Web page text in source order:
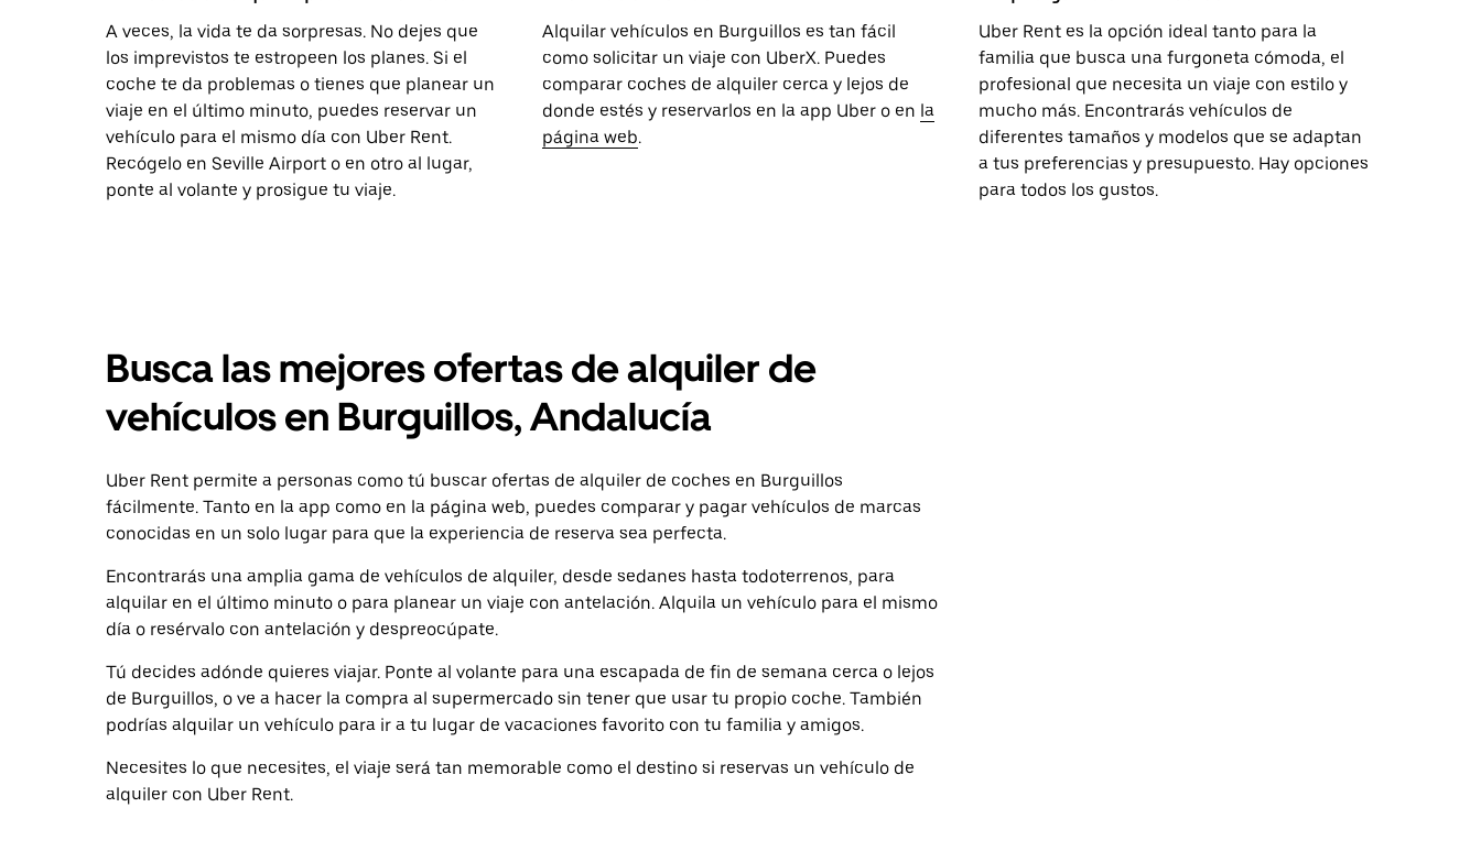
A veces, la vida te da sorpresas. No dejes que
los imprevistos te estropeen los planes. Si el
coche te da problemas o tienes que planear un
viaje en el último minuto, puedes reservar un
vehículo para el mismo día con Uber Rent.
Recógelo en Seville Airport o en otro al lugar,
ponte al volante y prosigue tu viaje.
Alquilar vehículos en Burguillos es tan fácil
como solicitar un viaje con UberX. Puedes
comparar coches de alquiler cerca y lejos de
donde estés y reservarlos en la app Uber o en la
página web.
Uber Rent es la opción ideal tanto para la
familia que busca una furgoneta cómoda, el
profesional que necesita un viaje con estilo y
mucho más. Encontrarás vehículos de
diferentes tamaños y modelos que se adaptan
a tus preferencias y presupuesto. Hay opciones
para todos los gustos.
Busca las mejores ofertas de alquiler de
vehículos en Burguillos, Andalucía
Uber Rent permite a personas como tú buscar ofertas de alquiler de coches en Burguillos
fácilmente. Tanto en la app como en la página web, puedes comparar y pagar vehículos de marcas
conocidas en un solo lugar para que la experiencia de reserva sea perfecta.
Encontrarás una amplia gama de vehículos de alquiler, desde sedanes hasta todoterrenos, para
alquilar en el último minuto o para planear un viaje con antelación. Alquila un vehículo para el mismo
día o resérvalo con antelación y despreocúpate.
Tú decides adónde quieres viajar. Ponte al volante para una escapada de fin de semana cerca o lejos
de Burguillos, o ve a hacer la compra al supermercado sin tener que usar tu propio coche. También
podrías alquilar un vehículo para ir a tu lugar de vacaciones favorito con tu familia y amigos.
Necesites lo que necesites, el viaje será tan memorable como el destino si reservas un vehículo de
alquiler con Uber Rent.